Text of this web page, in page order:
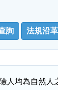
詢 法規沿革
人均為自然人